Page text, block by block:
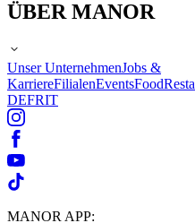
ÜBER MANOR
Unser UnternehmenJobs &
KarriereFilialenEventsFood
DEFRIT
MANOR APP: